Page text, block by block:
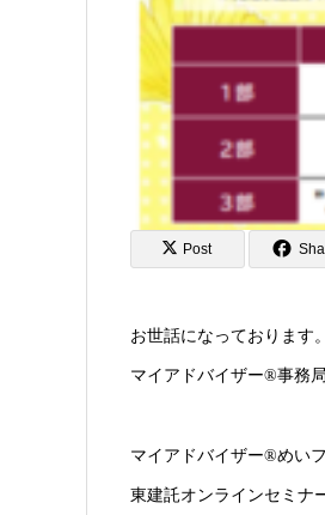
Post
お世話になっております。
マイアドバイザー®事務
マイアドバイザー®めい
東建託オンラインセミナ